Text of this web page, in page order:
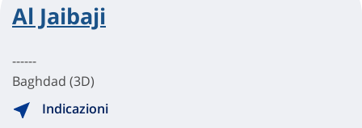
Al Jaibaji
------
Baghdad (3D)
Indicazioni